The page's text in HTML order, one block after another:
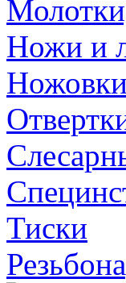
Ножи и
Тиски